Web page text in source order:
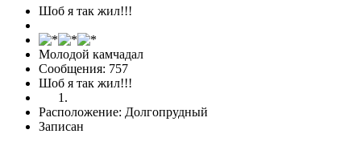
Шоб я так жил!!!
Молодой камчадал
Сообщения: 757
Шоб я так жил!!!
Расположение: Долгопрудный
Записан